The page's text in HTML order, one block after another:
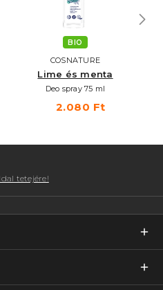
BIO
COSNATURE
Lime és menta
Deo spray 75 ml
2.080 Ft
tetejére!